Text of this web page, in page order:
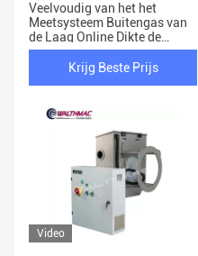
Veelvoudig van het het
Meetsysteem Buitengas van
de Laag Online Dikte de
Pijpdikte het Testen Materiaal
Krijg Beste Prijs
Video